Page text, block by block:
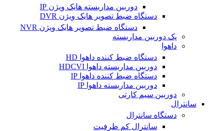
دوربین مداربسته هایک ویژن IP
دستگاه ضبط تصویر هایک ویژن DVR
دستگاه ضبط تصویر هایک ویژن NVR
پک دوربین مداربسته
داهوا
دستگاه ضبط کننده داهوا HD
دوربین مداربسته داهوا HDCVI
دستگاه ضبط کننده داهوا IP
دوربین مداربسته داهوا IP
دوربین سیم کارتی
سانترال
دستگاه سانترال
سانترال کم ظرفیت